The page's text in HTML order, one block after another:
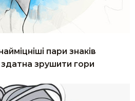
пари знаків
зрушити гори